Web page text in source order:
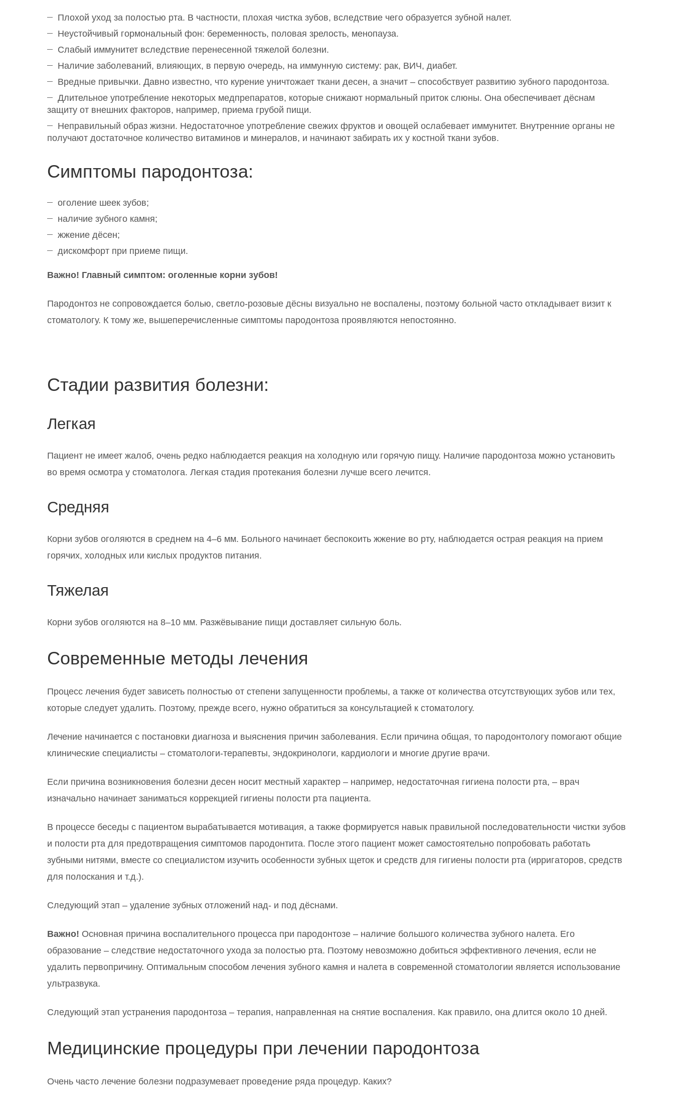
Плохой уход за полостью рта. В частности, плохая чистка зубов, вследствие чего образуется зубной налет.
Неустойчивый гормональный фон: беременность, половая зрелость, менопауза.
Слабый иммунитет вследствие перенесенной тяжелой болезни.
Наличие заболеваний, влияющих, в первую очередь, на иммунную систему: рак, ВИЧ, диабет.
Вредные привычки. Давно известно, что курение уничтожает ткани десен, а значит – способствует развитию зубного пародонтоза.
Длительное употребление некоторых медпрепаратов, которые снижают нормальный приток слюны. Она обеспечивает дёснам
защиту от внешних факторов, например, приема грубой пищи.
Неправильный образ жизни. Недостаточное употребление свежих фруктов и овощей ослабевает иммунитет. Внутренние органы не
получают достаточное количество витаминов и минералов, и начинают забирать их у костной ткани зубов.
Симптомы пародонтоза:
оголение шеек зубов;
наличие зубного камня;
жжение дёсен;
дискомфорт при приеме пищи.
Важно! Главный симптом: оголенные корни зубов!
Пародонтоз не сопровождается болью, светло-розовые дёсны визуально не воспалены, поэтому больной часто откладывает визит к
стоматологу. К тому же, вышеперечисленные симптомы пародонтоза проявляются непостоянно.
Стадии развития болезни:
Легкая
Пациент не имеет жалоб, очень редко наблюдается реакция на холодную или горячую пищу. Наличие пародонтоза можно установить
во время осмотра у стоматолога. Легкая стадия протекания болезни лучше всего лечится.
Средняя
Корни зубов оголяются в среднем на 4–6 мм. Больного начинает беспокоить жжение во рту, наблюдается острая реакция на прием
горячих, холодных или кислых продуктов питания.
Тяжелая
Корни зубов оголяются на 8–10 мм. Разжёвывание пищи доставляет сильную боль.
Современные методы лечения
Процесс лечения будет зависеть полностью от степени запущенности проблемы, а также от количества отсутствующих зубов или тех,
которые следует удалить. Поэтому, прежде всего, нужно обратиться за консультацией к стоматологу.
Лечение начинается с постановки диагноза и выяснения причин заболевания. Если причина общая, то пародонтологу помогают общие
клинические специалисты – стоматологи-терапевты, эндокринологи, кардиологи и многие другие врачи.
Если причина возникновения болезни десен носит местный характер – например, недостаточная гигиена полости рта, – врач
изначально начинает заниматься коррекцией гигиены полости рта пациента.
В процессе беседы с пациентом вырабатывается мотивация, а также формируется навык правильной последовательности чистки зубов
и полости рта для предотвращения симптомов пародонтита. После этого пациент может самостоятельно попробовать работать
зубными нитями, вместе со специалистом изучить особенности зубных щеток и средств для гигиены полости рта (ирригаторов, средств
для полоскания и т.д.).
Следующий этап – удаление зубных отложений над- и под дёснами.
Важно! Основная причина воспалительного процесса при пародонтозе – наличие большого количества зубного налета. Его
образование – следствие недостаточного ухода за полостью рта. Поэтому невозможно добиться эффективного лечения, если не
удалить первопричину. Оптимальным способом лечения зубного камня и налета в современной стоматологии является использование
ультразвука.
Следующий этап устранения пародонтоза – терапия, направленная на снятие воспаления. Как правило, она длится около 10 дней.
Медицинские процедуры при лечении пародонтоза
Очень часто лечение болезни подразумевает проведение ряда процедур. Каких?